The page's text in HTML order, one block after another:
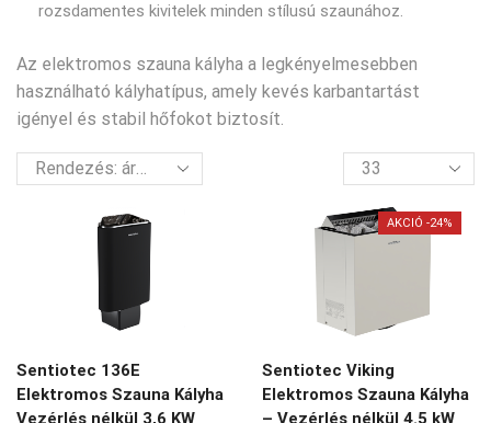
rozsdamentes kivitelek minden stílusú szaunához.
Az elektromos szauna kályha a legkényelmesebben
használható kályhatípus, amely kevés karbantartást
igényel és stabil hőfokot biztosít.
termék
per
oldal
Sentiotec 136E
Elektromos Szauna Kályha
Vezérlés nélkül 3,6 KW
AKCIÓ -24%
Sentiotec Viking
Elektromos Szauna Kályha
– Vezérlés nélkül 4.5 kW